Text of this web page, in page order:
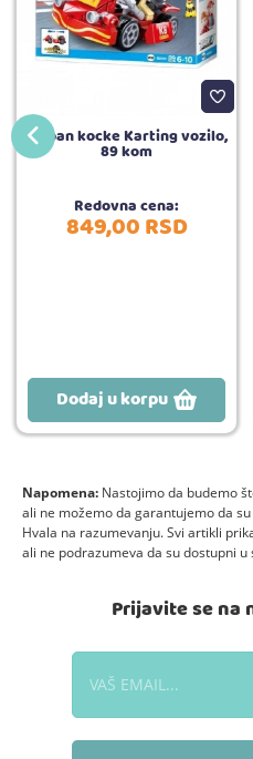
Sluban kocke Karting vozilo,
89 kom
Redovna cena:
849,00RSD
Dodaj u korpu
Napomena: Nastojimo da budemo
ali ne možemo da garantujemo da
Hvala na razumevanju. Svi artikli
ali ne podrazumeva da su dostupni
Prijavite se na